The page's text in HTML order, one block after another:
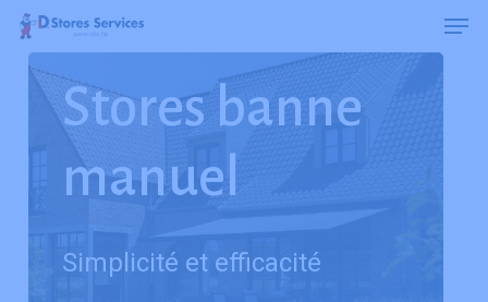
Skip
main
contentStores banne
manuel
Simplicité et efficacité
Menu